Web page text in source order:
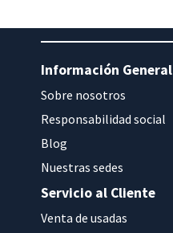
Información General
Sobre nosotros
Responsabilidad social
Blog
Nuestras sedes
Servicio al Cliente
Venta de usadas